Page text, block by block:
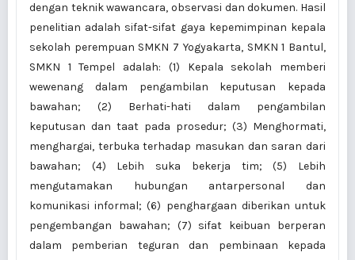
dengan teknik wawancara, observasi dan dokumen. Hasil
penelitian adalah sifat-sifat gaya kepemimpinan kepala
sekolah perempuan SMKN 7 Yogyakarta, SMKN 1 Bantul,
SMKN 1 Tempel adalah: (1) Kepala sekolah memberi
wewenang dalam pengambilan keputusan kepada
bawahan; (2) Berhati-hati dalam pengambilan
keputusan dan taat pada prosedur; (3) Menghormati,
menghargai, terbuka terhadap masukan dan saran dari
bawahan; (4) Lebih suka bekerja tim; (5) Lebih
mengutamakan hubungan antarpersonal dan
komunikasi informal; (6) penghargaan diberikan untuk
pengembangan bawahan; (7) sifat keibuan berperan
dalam pemberian teguran dan pembinaan kepada